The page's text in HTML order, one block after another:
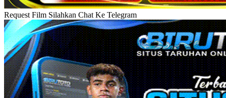
Request Film Silahkan Chat Ke Telegram